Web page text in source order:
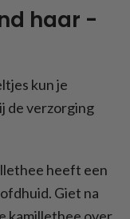
haar -
kun je
de verzorging
heeft een
Giet na